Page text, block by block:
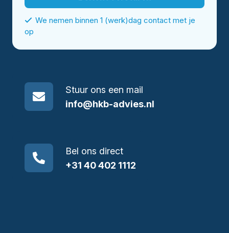
We nemen binnen 1 (werk)dag contact met je
op
Stuur ons een mail
info@hkb-advies.nl
Bel ons direct
+31 40 402 1112